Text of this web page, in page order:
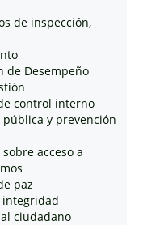
de inspección,
de Desempeño
control interno
y prevención
acceso a
paz
integridad
ciudadano